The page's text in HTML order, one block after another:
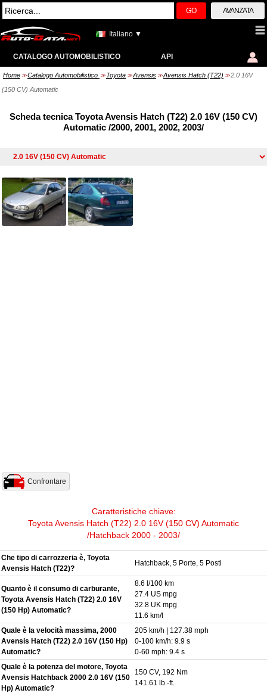
GO AVANZATA
Italiano ▼
CATALOGO AUTOMOBILISTICO API
Home >> Catalogo Automobilistico >> Toyota >> Avensis >> Avensis Hatch (T22) >> 2.0 16V
(150 CV) Automatic
Scheda tecnica Toyota Avensis Hatch (T22) 2.0 16V (150 CV)
Automatic /2000, 2001, 2002, 2003/
Confrontare
Caratteristiche chiave:
Toyota Avensis Hatch (T22) 2.0 16V (150 CV) Automatic
/Hatchback 2000 - 2003/
Che tipo di carrozzeria è, Toyota
Avensis Hatch (T22)?
Hatchback, 5 Porte, 5 Posti
Quanto è il consumo di carburante,
Toyota Avensis Hatch (T22) 2.0 16V
(150 Hp) Automatic?
8.6 l/100 km
27.4 US mpg
32.8 UK mpg
11.6 km/l
Quale è la velocità massima, 2000
Avensis Hatch (T22) 2.0 16V (150 Hp)
Automatic?
205 km/h | 127.38 mph
0-100 km/h: 9.9 s
0-60 mph: 9.4 s
Quale è la potenza del motore, Toyota
Avensis Hatchback 2000 2.0 16V (150
Hp) Automatic?
150 CV, 192 Nm
141.61 lb.-ft.